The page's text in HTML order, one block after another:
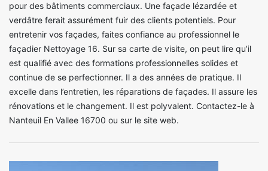
pour des bâtiments commerciaux. Une façade lézardée et
verdâtre ferait assurément fuir des clients potentiels. Pour
entretenir vos façades, faites confiance au professionnel le
façadier Nettoyage 16. Sur sa carte de visite, on peut lire qu’il
est qualifié avec des formations professionnelles solides et
continue de se perfectionner. Il a des années de pratique. Il
excelle dans l’entretien, les réparations de façades. Il assure les
rénovations et le changement. Il est polyvalent. Contactez-le à
Nanteuil En Vallee 16700 ou sur le site web.